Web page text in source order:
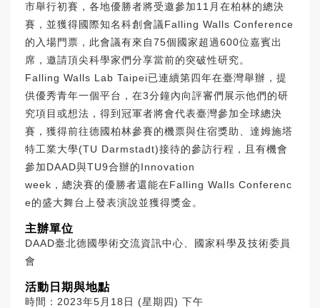
市舉行初賽，各地優勝者將受邀參加11月在柏林的總決
賽，並獲得國際知名科創會議Falling Walls Conference
的入場門票，此會議有來自75個國家超過600位嘉賓出
席，邀請頂尖科學家們分享當前的突破性研究。
Falling Walls Lab Taipei已連續第四年在臺灣舉辦，提
供優秀青年一個平台，在3分鐘內向評審們展示他們的研
究項目或想法，得到冠軍者將會代表臺灣參加全球總決
賽，獲得前往德國柏林參賽的機票與住宿獎助、達姆施塔
特工業大學(TU Darmstadt)接待的參訪行程，且有機會
參加DAAD與TU9合辦的Innovation
week，總決賽的優勝者還能在Falling Walls Conferenc
e的盛大舞台上發表演說並獲得獎金。
主辦單位
DAAD臺北德國學術交流資訊中心、國家科學及技術委員
會
活動日期與地點
時間：2023年5月18日 (星期四) 下午